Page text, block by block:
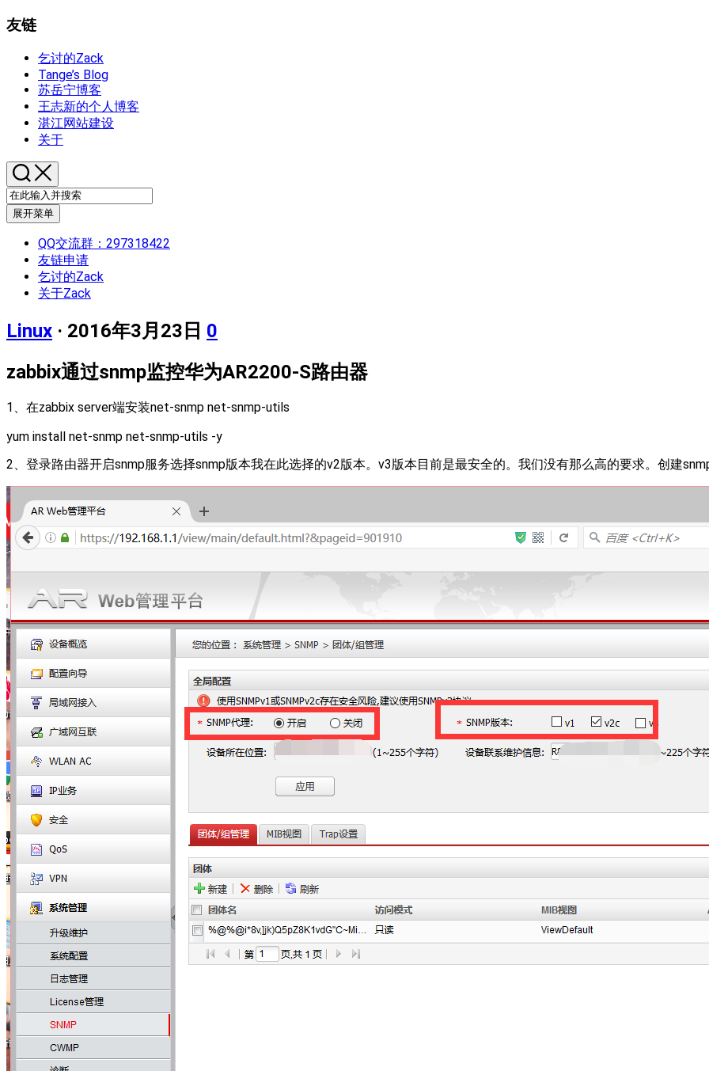
友链
乞讨的Zack
Tange’s Blog
苏岳宁博客
王志新的个人博客
湛江网站建设
关于
展开菜单
QQ交流群：297318422
友链申请
乞讨的Zack
关于Zack
Linux · 2016年3月23日 0
zabbix通过snmp监控华为AR2200-S路由器
1、在zabbix server端安装net-snmp net-snmp-utils
yum install net-snmp net-snmp-utils -y
2、登录路由器开启snmp服务选择snmp版本我在此选择的v2版本。v3版本目前是最安全的。我们没有那么高的要求。创建